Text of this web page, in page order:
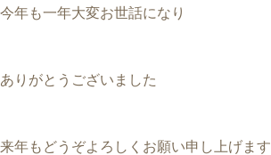
今年も一年大変お世話になり
ありがとうございました
来年もどうぞよろしくお願い申し上げます